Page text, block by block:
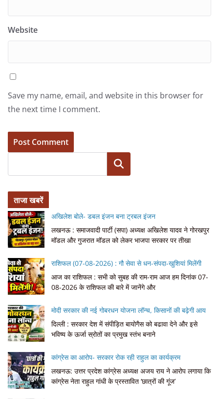
Website
Save my name, email, and website in this browser for
the next time I comment.
Search
ताजा खबरें
अखिलेश बोले- डबल इंजन बना ट्रबल इंजन
लखनऊ : समाजवादी पार्टी (सपा) अध्यक्ष अखिलेश यादव ने गोरखपुर
मॉडल और गुजरात मॉडल को लेकर भाजपा सरकार पर तीखा
राशिफल (07-08-2026) : गौ सेवा से धन-संपदा-खुशियां मिलेंगी
आज का राशिफल : सभी को सुबह की राम-राम आज हम दिनांक 07-
08-2026 के राशिफल की बारे में जानेंगे और
मोदी सरकार की नई गोबरधन योजना लॉन्च, किसानों की बढ़ेगी आय
दिल्ली : सरकार देश में संपीड़ित बायोगैस को बढावा देने और इसे
भविष्य के ऊर्जा स्रोतों का प्रमुख स्तंभ बनाने
कांग्रेस का आरोप- सरकार रोक रही राहुल का कार्यक्रम
लखनऊ: उत्तर प्रदेश कांग्रेस अध्यक्ष अजय राय ने आरोप लगाया कि
कांग्रेस नेता राहुल गांधी के प्रस्तावित ‘छात्रों की गूंज’